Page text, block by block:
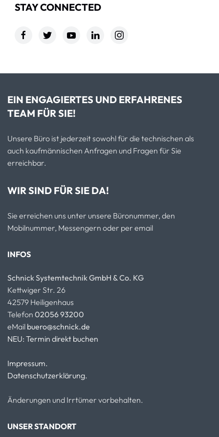
STAY CONNECTED
EIN ENGAGIERTES UND ERFAHRENES
TEAM FÜR SIE!
Unsere Büro ist jederzeit sowohl für die technischen als
auch kaufmännischen Anfragen und Fragen für Sie
erreichbar.
WIR SIND FÜR SIE DA!
Sie erreichen uns unter unsere Büronummer, den
Mobilnummer, Messengern oder per email
INFOS
Schnick Systemtechnik GmbH & Co. KG
Kettwiger Str. 26
42579 Heiligenhaus
Telefon 02056 93200
eMail buero@schnick.de
NEU: Termin direkt buchen
Impressum.
Datenschutzerklärung.
Änderungen und Irrtümer vorbehalten.
UNSER STANDORT